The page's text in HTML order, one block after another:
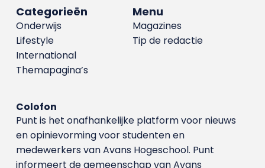
Menu
Magazines
Tip de redactie
Categorieën
Onderwijs
Lifestyle
International
Themapagina’s
Colofon
Punt is het onafhankelijke platform voor nieuws
en opinievorming voor studenten en
medewerkers van Avans Hoge­school. Punt
informeert de gemeenschap van Avans